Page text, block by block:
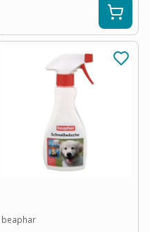
beaphar